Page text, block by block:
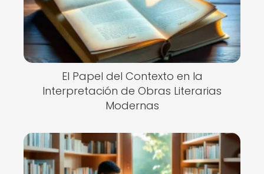
El Papel del Contexto en la
Interpretación de Obras Literarias
Modernas